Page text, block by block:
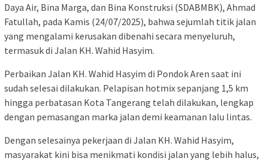
Daya Air, Bina Marga, dan Bina Konstruksi (SDABMBK), Ahmad
Fatullah, pada Kamis (24/07/2025), bahwa sejumlah titik jalan
yang mengalami kerusakan dibenahi secara menyeluruh,
termasuk di Jalan KH. Wahid Hasyim.
Perbaikan Jalan KH. Wahid Hasyim di Pondok Aren saat ini
sudah selesai dilakukan. Pelapisan hotmix sepanjang 1,5 km
hingga perbatasan Kota Tangerang telah dilakukan, lengkap
dengan pemasangan marka jalan demi keamanan lalu lintas.
Dengan selesainya pekerjaan di Jalan KH. Wahid Hasyim,
masyarakat kini bisa menikmati kondisi jalan yang lebih halus,